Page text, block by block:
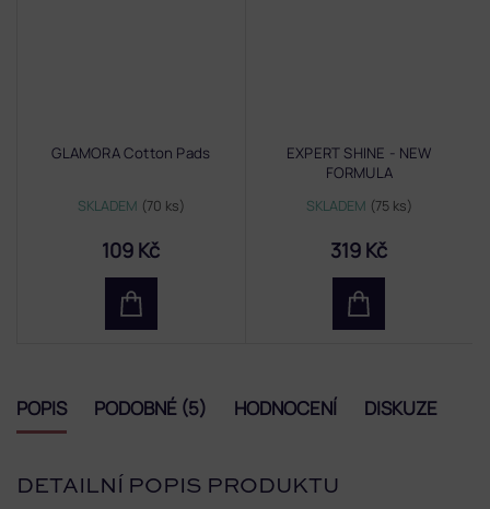
GLAMORA Cotton Pads
SKLADEM (70 ks)
109 Kč
EXPERT SHINE - NEW
FORMULA
SKLADEM (75 ks)
319 Kč
POPIS PODOBNÉ (5) HODNOCENÍ DISKUZE
DETAILNÍ POPIS PRODUKTU